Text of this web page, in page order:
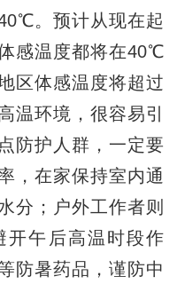
。预计从现在起
感温度都将在40℃
区体感温度将超过
温环境，很容易引
防护人群，一定要
，在家保持室内通
分；户外工作者则
开午后高温时段作
防暑药品，谨防中